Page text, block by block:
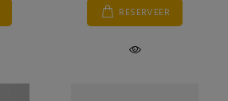
RESERVEER